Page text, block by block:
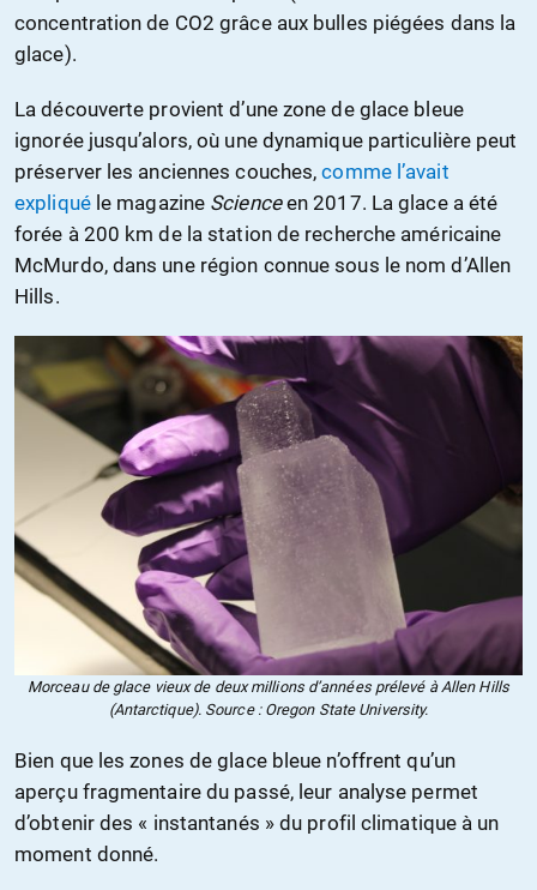
concentration de CO2 grâce aux bulles piégées dans la
glace).
La découverte provient d’une zone de glace bleue
ignorée jusqu’alors, où une dynamique particulière peut
préserver les anciennes couches,comme l’avait
expliquéle magazine Scienceen 2017. La glace a été
forée à 200 km de la station de recherche américaine
McMurdo, dans une région connue sous le nom d’Allen
Hills.
Morceau de glace vieux de deux millions d’années prélevé à Allen Hills
(Antarctique). Source : Oregon State University.
Bien que les zones de glace bleue n’offrent qu’un
aperçu fragmentaire du passé, leur analyse permet
d’obtenir des « instantanés » du profil climatique à un
moment donné.